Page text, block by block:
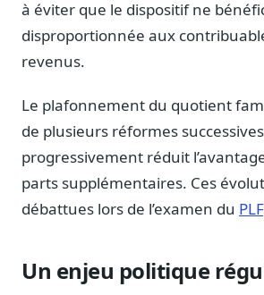
Analyses, méthodes, coulisses
Lexique parlementaire
1027 termes expliqués
Glossaire affaires publiques
Lexique par thème métier
Sources couvertes
23 flux indexés
Le changelog mensuel
Public Sénat, ONG, cabinets
à éviter que le dispositif ne
disproportionnée aux
revenus.
Le plafonnement du quotient
de plusieurs réformes
progressivement réduit
parts supplémentaires. Ces
débattues lors de l’examen du PLF
Un enjeu politique